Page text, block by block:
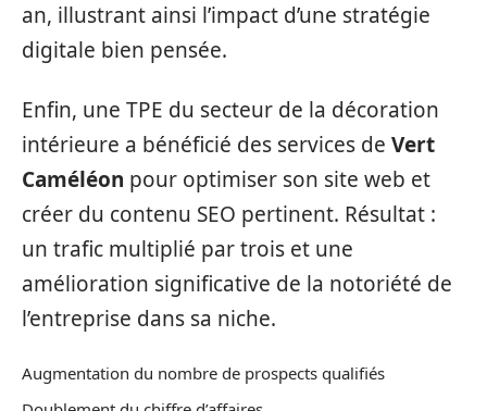
an, illustrant ainsi l’impact d’une stratégie
digitale bien pensée.
Enfin, une TPE du secteur de la décoration
intérieure a bénéficié des services de Vert
Caméléon pour optimiser son site web et
créer du contenu SEO pertinent. Résultat :
un trafic multiplié par trois et une
amélioration significative de la notoriété de
l’entreprise dans sa niche.
Augmentation du nombre de prospects qualifiés